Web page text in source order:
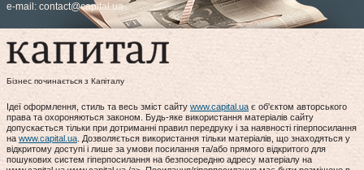
e-mail: contact@capital.ua
Бізнес починається з Капіталу
Ідеї оформлення, стиль та весь зміст сайту www.capital.uaє об'єктом авторського
права та охороняються законом. Будь-яке використання матеріалів сайту
допускається тільки при дотриманні правил передруку і за наявності гіперпосилання
на www.capital.ua. Дозволяється використання тільки матеріалів, що знаходяться у
відкритому доступі і лише за умови посилання та/або прямого відкритого для
пошукових систем гіперпосилання на безпосередню адресу матеріалу на